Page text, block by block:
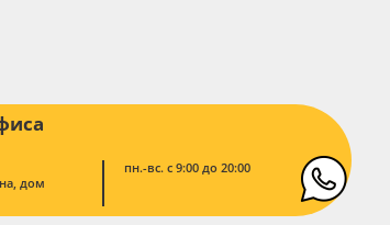
дом
пн.-вс. с 9:00 до 20:00